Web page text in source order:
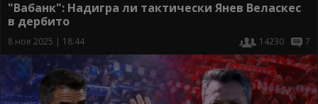
"Вабанк": Надигра ли тактически Янев Веласкес
в дербито
8 ное 2025 | 18:44 14230 7